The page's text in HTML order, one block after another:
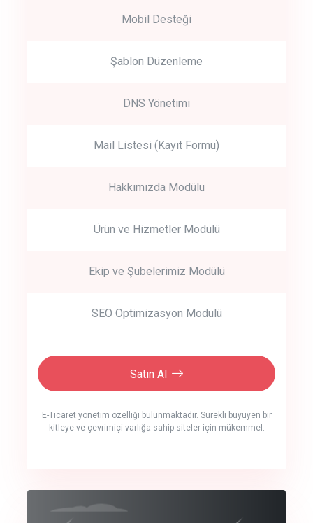
Mobil Desteği
Şablon Düzenleme
DNS Yönetimi
Mail Listesi (Kayıt Formu)
Hakkımızda Modülü
Ürün ve Hizmetler Modülü
Ekip ve Şubelerimiz Modülü
SEO Optimizasyon Modülü
Satın Al
E-Ticaret yönetim özelliği bulunmaktadır. Sürekli büyüyen bir
kitleye ve çevrimiçi varlığa sahip siteler için mükemmel.
crm auto cync